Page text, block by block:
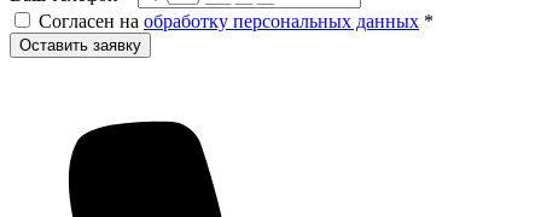
Согласен на обработку персональных данных *
Оставить заявку